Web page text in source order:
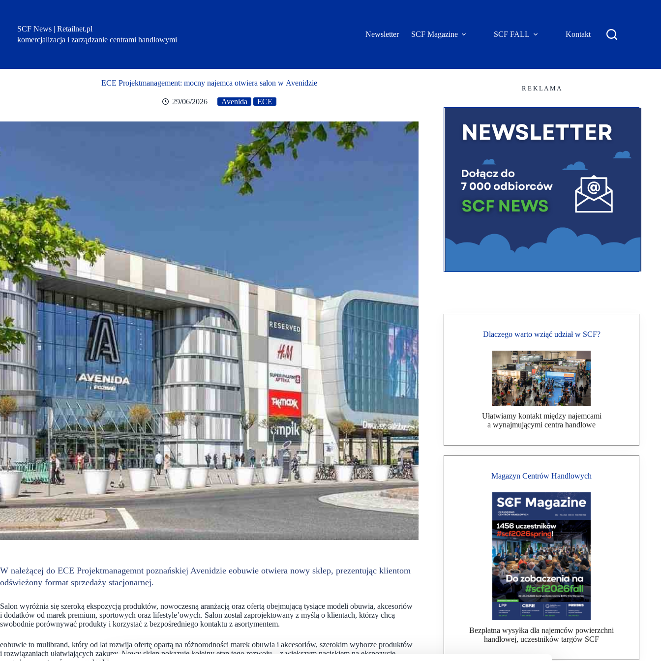
SCF News | Retailnet.pl
komercjalizacja i zarządzanie centrami handlowymi
Newsletter SCF Magazine SCF FALL Kontakt
ECE Projektmanagement: mocny najemca otwiera salon w Avenidzie
29/06/2026 Avenida ECE
W należącej do ECE Projektmanagemnt poznańskiej Avenidzie eobuwie otwiera nowy sklep, prezentując klientom
odświeżony format sprzedaży stacjonarnej.
Salon wyróżnia się szeroką ekspozycją produktów, nowoczesną aranżacją oraz ofertą obejmującą tysiące modeli obuwia, akcesoriów
i dodatków od marek premium, sportowych oraz lifestyle’owych. Salon został zaprojektowany z myślą o klientach, którzy chcą
swobodnie porównywać produkty i korzystać z bezpośredniego kontaktu z asortymentem.
eobuwie to mulibrand, który od lat rozwija ofertę opartą na różnorodności marek obuwia i akcesoriów, szerokim wyborze produktów
i rozwiązaniach ułatwiających zakupy. Nowy sklep pokazuje kolejny etap tego rozwoju – z większym naciskiem na ekspozycję,
R E K L A M A
Dlaczego warto wziąć udział w SCF?
Ułatwiamy kontakt między najemcami
a wynajmującymi centra handlowe
Magazyn Centrów Handlowych
Bezpłatna wysyłka dla najemców powierzchni
handlowej, uczestników targów SCF